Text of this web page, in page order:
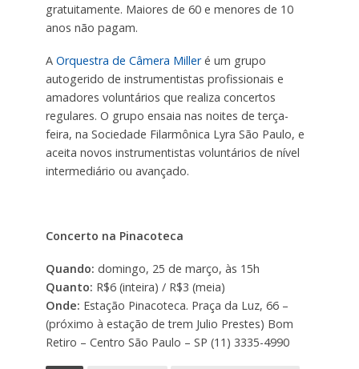
gratuitamente. Maiores de 60 e menores de 10
anos não pagam.
A Orquestra de Câmera Milleré um grupo
autogerido de instrumentistas profissionais e
amadores voluntários que realiza concertos
regulares. O grupo ensaia nas noites de terça-
feira, na Sociedade Filarmônica Lyra São Paulo, e
aceita novos instrumentistas voluntários de nível
intermediário ou avançado.
Concerto na Pinacoteca
Quando: domingo, 25 de março, às 15h
Quanto: R$6 (inteira) / R$3 (meia)
Onde: Estação Pinacoteca. Praça da Luz, 66 –
(próximo à estação de trem Julio Prestes) Bom
Retiro – Centro São Paulo – SP (11) 3335-4990